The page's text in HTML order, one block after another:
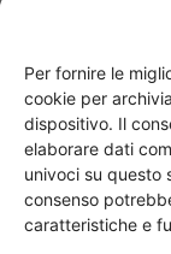
Per fornire le
cookie per
dispositivo. Il
elaborare dati
univoci su questo
consenso
caratteristiche e
Chi siamo I